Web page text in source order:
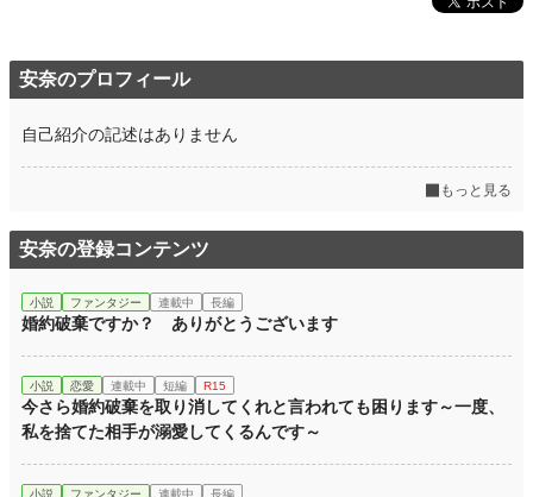
安奈のプロフィール
自己紹介の記述はありません
もっと見る
安奈の登録コンテンツ
小説 ファンタジー 連載中 長編
婚約破棄ですか？ ありがとうございます
小説 恋愛 連載中 短編 R15
今さら婚約破棄を取り消してくれと言われても困ります～一度、
私を捨てた相手が溺愛してくるんです～
小説 ファンタジー 連載中 長編